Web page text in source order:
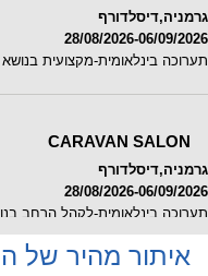
גרמניה,דיסלדורף
28/08/2026-06/09/2026
תערוכה בינלאומית-מקצועית בנושא
CARAVAN SALON
גרמניה,דיסלדורף
28/08/2026-06/09/2026
תערוכה בינלאומית-לקהל הרחב
איתור מהיר של